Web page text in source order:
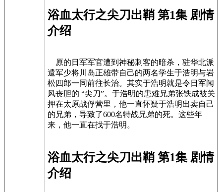
浴血太行之尖刀出鞘 第1集 剧情
介绍
原的日军军官遭到神秘刺客的暗杀，驻华北派
遣军少将川岛正雄带自己的两名学生于浩明与岩
松四郎一同前往长治。其实于浩明就是令日军闻
风丧胆的 “尖刀”。于浩明的患难兄弟张铁成被关
押在太原战俘营里，他一直怀疑于浩明出卖自己
的兄弟，导致了600名特战兄弟的死。这些年
来，他一直在找于浩明。
浴血太行之尖刀出鞘 第1集 剧情
介绍